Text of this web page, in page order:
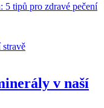
5 tipů pro zdravé pečení
v naší